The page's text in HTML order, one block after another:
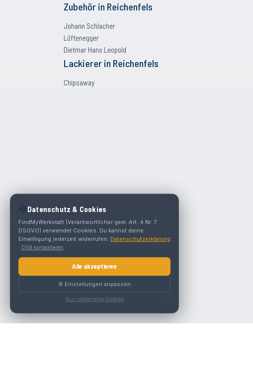
Zubehör in Reichenfels
Johann Schlacher
Lüftenegger
Dietmar Hans Leopold
Lackierer in Reichenfels
Chipsaway
🍪 Datenschutz & Cookies
FindMyWerkstatt (Verantwortlicher gem. Art. 4 Nr. 7
DSGVO) verwendet Cookies. Du kannst deine
Einwilligung jederzeit widerrufen. Datenschutzerklärung
· DSB kontaktieren
Alle akzeptieren
⚙️ Einstellungen anpassen
Nur notwendige Cookies